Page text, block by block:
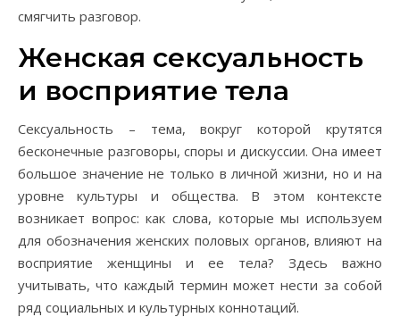
смягчить разговор.
Женская сексуальность
и восприятие тела
Сексуальность – тема, вокруг которой крутятся
бесконечные разговоры, споры и дискуссии. Она имеет
большое значение не только в личной жизни, но и на
уровне культуры и общества. В этом контексте
возникает вопрос: как слова, которые мы используем
для обозначения женских половых органов, влияют на
восприятие женщины и ее тела? Здесь важно
учитывать, что каждый термин может нести за собой
ряд социальных и культурных коннотаций.